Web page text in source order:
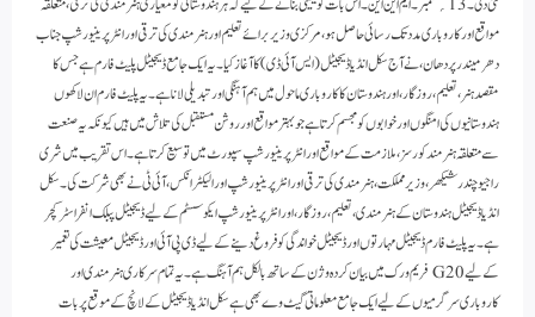
مواقع اور کاروباری مدد تک رسائی حاصل ہو، مرکزی وزیر برائے تعلیم اور ہنرمندی کی ترقی اور انٹرپرینیورشپ جناب
دھرمیندر پردھان، نے آج سکل انڈیا ڈیجیٹل ( ایس آئی ڈی) کا آغاز کیا۔ یہ ایک جامع ڈیجیٹل پلیٹ فارم ہے جس کا
مقصد ہنر، تعلیم، روزگار، اور ہندوستان کا کاروباری ماحول میں ہم آہنگی اور تبدیلی لانا ہے۔ یہ پلیٹ فارم ان لاکھوں
ہندوستانیوں کی امنگوں اور خوابوں کو مجسم کرتا ہے جو بہتر مواقع اور روشن مستقبل کی تلاش میں ہیں کیونکہ یہ صنعت
سے متعلقہ ہنر مند کورسز، ملازمت کے مواقع اور انٹرپرینیورشپ سپورٹ میں توسیع کرتا ہے۔ اس تقریب میں شری
راجیو چندر شیکھر، وزیر مملکت، ہنرمندی کی ترقی اور انٹرپرینیورشپ اور الیکٹرانکس، آئی ٹی نے بھی شرکت کی۔سکل
انڈیا ڈیجیٹل ہندوستان کے ہنر مندی، تعلیم، روزگار، اور انٹرپرینیورشپ ایکو سسٹم کے لیے ڈیجیٹل پبلک انفراسٹرکچر
ہے۔ یہ پلیٹ فارم ڈیجیٹل مہارتوں اور ڈیجیٹل خواندگی کو فروغ دینے کے لیے ڈی پی آئی اور ڈیجیٹل معیشت کی تعمیر
کے لیے G20 فریم ورک میں بیان کردہ وژن کے ساتھ بالکل ہم آہنگ ہے۔ یہ تمام سرکاری ہنر مندی اور
کاروباری سرگرمیوں کے لیے ایک جامع معلوماتی گیٹ وے بھی ہے سکل انڈیا ڈیجیٹل کے لانچ کے موقع پر بات